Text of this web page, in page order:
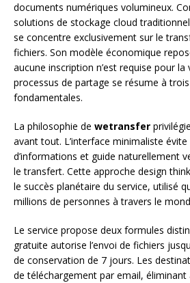
documents numériques volumineux.
solutions de stockage cloud
se concentre exclusivement sur le
fichiers. Son modèle économique
aucune inscription n’est requise pour
processus de partage se résume à
fondamentales.
La philosophie de wetransfer
avant tout. L’interface minimaliste évite
d’informations et guide naturellement
le transfert. Cette approche design
le succès planétaire du service, utilisé
millions de personnes à travers le
Le service propose deux formules
gratuite autorise l’envoi de fichiers
de conservation de 7 jours. Les
de téléchargement par email, éliminant